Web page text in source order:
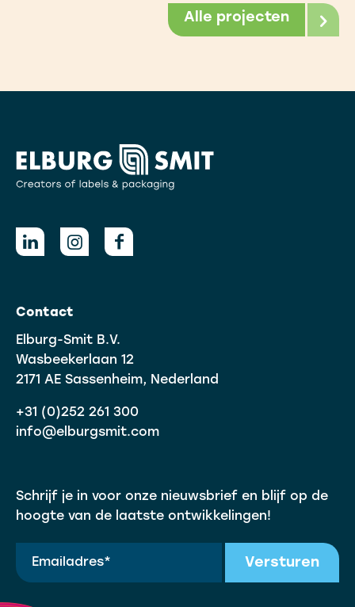
Alle projecten
Contact
Elburg-Smit B.V.
Wasbeekerlaan 12
2171 AE Sassenheim, Nederland
+31 (0)252 261 300
info@elburgsmit.com
Schrijf je in voor onze nieuwsbrief en blijf op de
hoogte van de laatste ontwikkelingen!
Versturen